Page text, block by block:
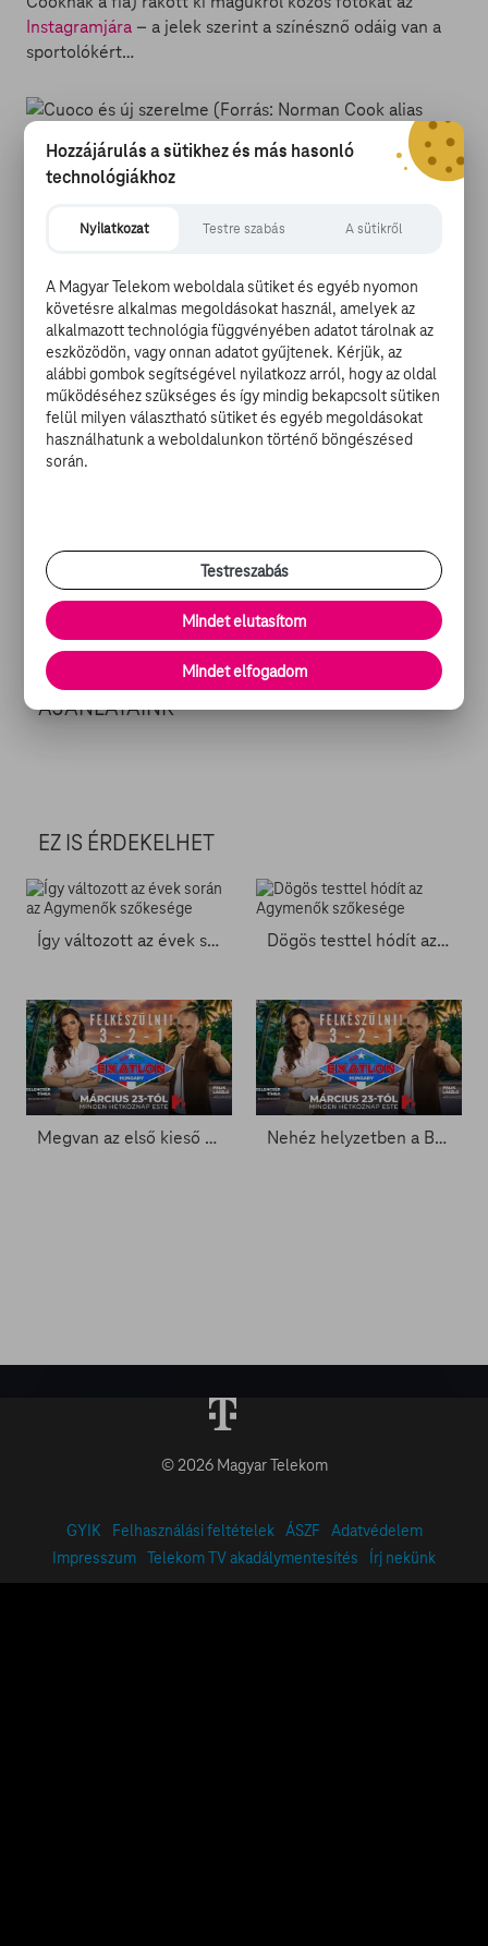
Instagramjára – a jelek szerint a színésznő odáig van a
sportolókért…
ÚJDONSÁGOK A TV GO-N:
Mr. Holmes
Batman: A sötét lovag visszatér, 1. rész
Életünk apuval
Mi aTV GO? Egy szórakoztató portál, ahol filmeket,
sorozatokat és tévéműsorokat nézhet, friss hírekkel és
filmes cikkekkel kiegészítve. Mindez bárhol, bármikor,
bármilyen regisztrált készüléken (számítógép,
Illusztráció forrása: Frazer Harrison / Getty Images North
America / AFP
Megosztom
AJÁNLATAINK
EZ IS ÉRDEKELHET
Így változott az évek során az Agymenők szőkesége Dögös testtel hódít az Agymenők szőkesége
Megvan az első kieső - Exatlon 5. rész Nehéz helyzetben a Bajnokok - Exatlon 4. rész
© 2026 Magyar Telekom
GYIK Felhasználási feltételek ÁSZF
Adatvédelem
Impresszum Telekom TV akadálymentesítés Írj nekünk
Hozzájárulás a sütikhez és más hasonló
technológiákhoz
Nyilatkozat Testre szabás A sütikről
A Magyar Telekom weboldala sütiket és egyéb nyomon
követésre alkalmas megoldásokat használ, amelyek az
alkalmazott technológia függvényében adatot tárolnak az
eszközödön, vagy onnan adatot gyűjtenek. Kérjük, az
alábbi gombok segítségével nyilatkozz arról, hogy az oldal
működéséhez szükséges és így mindig bekapcsolt sütiken
felül milyen választható sütiket és egyéb megoldásokat
használhatunk a weboldalunkon történő böngészésed
során.
Testreszabás
Mindet elutasítom
Mindet elfogadom